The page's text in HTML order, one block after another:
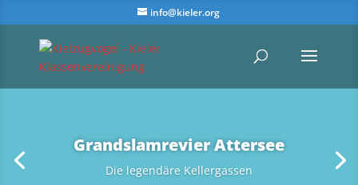
info@kieler.org
Grandslamrevier Attersee
Die legendäre Kellergassen